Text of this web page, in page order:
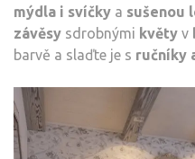
mýdla i svíčky a sušenou
závěsy sdrobnými květy v
barvě a slaďte je s ručníky